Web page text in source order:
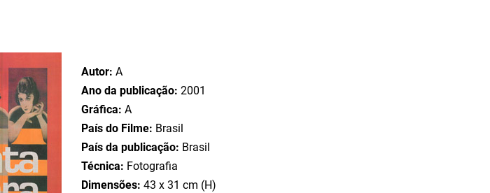
Autor:A
Ano da publicação:2001
Gráfica:A
País do Filme: Brasil
País da publicação: Brasil
Técnica: Fotografia
Dimensões:43 x 31 cm (H)